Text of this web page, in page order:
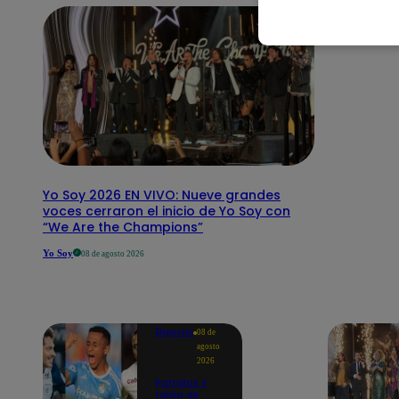
Yo Soy 2026 EN VIVO: Nueve grandes
voces cerraron el inicio de Yo Soy con
“We Are the Champions”
Yo Soy 08 de agosto 2026
Deportes 08 de
agosto
2026
Partidos y
tabla de